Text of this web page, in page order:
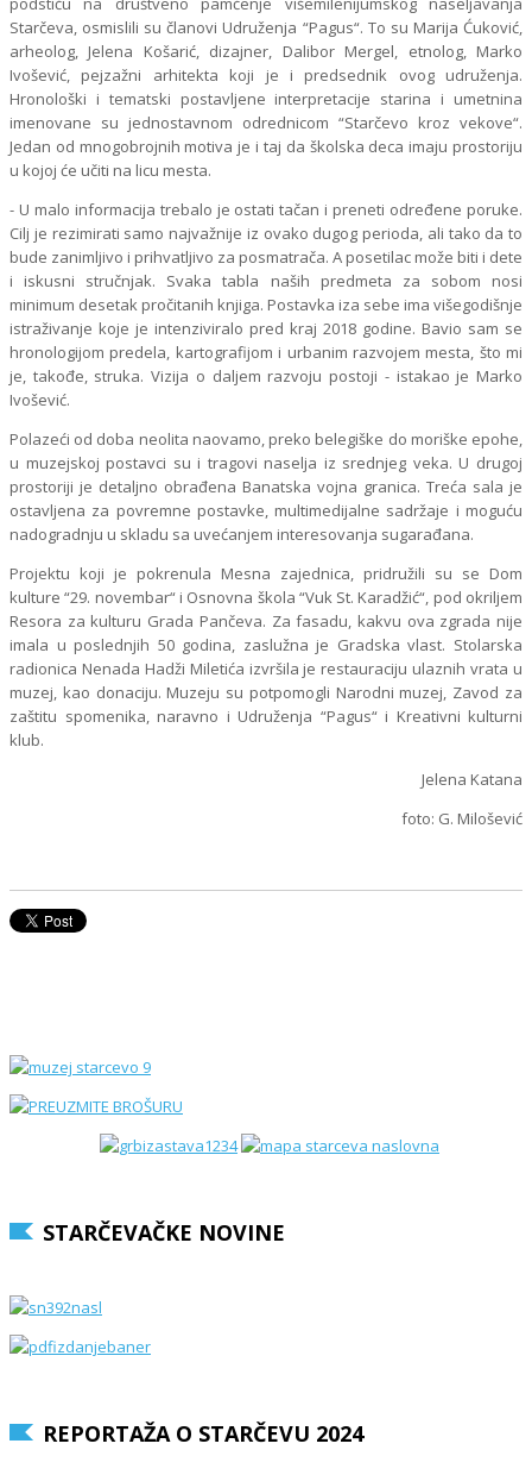
Starčeva, osmislili su članovi Udruženja “Pagus“. To su Marija Ćuković,
arheolog, Jelena Košarić, dizajner, Dalibor Mergel, etnolog, Marko
Ivošević, pejzažni arhitekta koji je i predsednik ovog udruženja.
Hronološki i tematski postavljene interpretacije starina i umetnina
imenovane su jednostavnom odrednicom “Starčevo kroz vekove“.
Jedan od mnogobrojnih motiva je i taj da školska deca imaju prostoriju
u kojoj će učiti na licu mesta.
- U malo informacija trebalo je ostati tačan i preneti određene poruke.
Cilj je rezimirati samo najvažnije iz ovako dugog perioda, ali tako da to
bude zanimljivo i prihvatljivo za posmatrača. A posetilac može biti i dete
i iskusni stručnjak. Svaka tabla naših predmeta za sobom nosi
minimum desetak pročitanih knjiga. Postavka iza sebe ima višegodišnje
istraživanje koje je intenziviralo pred kraj 2018 godine. Bavio sam se
hronologijom predela, kartografijom i urbanim razvojem mesta, što mi
je, takođe, struka. Vizija o daljem razvoju postoji - istakao je Marko
Ivošević.
Polazeći od doba neolita naovamo, preko belegiške do moriške epohe,
u muzejskoj postavci su i tragovi naselja iz srednjeg veka. U drugoj
prostoriji je detaljno obrađena Banatska vojna granica. Treća sala je
ostavljena za povremne postavke, multimedijalne sadržaje i moguću
nadogradnju u skladu sa uvećanjem interesovanja sugarađana.
Projektu koji je pokrenula Mesna zajednica, pridružili su se Dom
kulture “29. novembar“ i Osnovna škola “Vuk St. Karadžić“, pod okriljem
Resora za kulturu Grada Pančeva. Za fasadu, kakvu ova zgrada nije
imala u poslednjih 50 godina, zaslužna je Gradska vlast. Stolarska
radionica Nenada Hadži Miletića izvršila je restauraciju ulaznih vrata u
muzej, kao donaciju. Muzeju su potpomogli Narodni muzej, Zavod za
zaštitu spomenika, naravno i Udruženja “Pagus“ i Kreativni kulturni
klub.
Jelena Katana
foto: G. Milošević
STARČEVAČKE NOVINE
REPORTAŽA O STARČEVU 2024